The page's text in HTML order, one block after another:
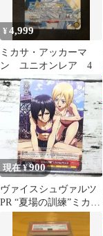
¥4,999
ミカサ・アッカーマ
ン ユニオンレア 4
現在 ¥900
ヴァイスシュヴァルツ
PR “夏場の訓練”ミカサ